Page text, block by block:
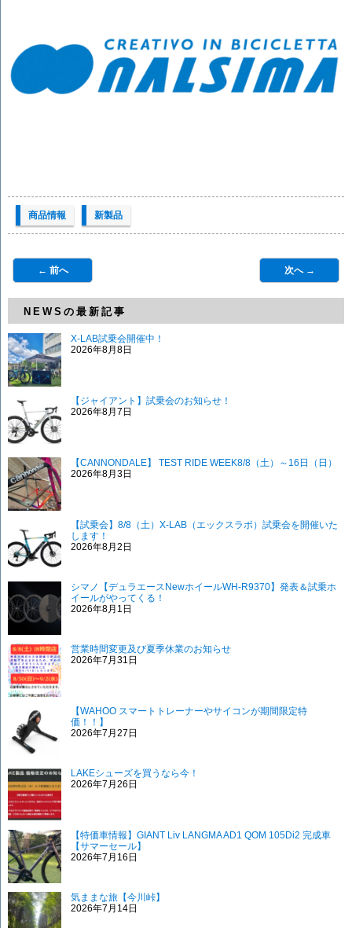
商品情報 新製品
← 前へ 次へ →
NEWSの最新記事
X-LAB試乗会開催中！
2026年8月8日
【ジャイアント】試乗会のお知らせ！
2026年8月7日
【CANNONDALE】 TEST RIDE WEEK8/8（土）～16日（日）
2026年8月3日
【試乗会】8/8（土）X-LAB（エックスラボ）試乗会を開催いた
します！
2026年8月2日
シマノ【デュラエースNewホイールWH-R9370】発表＆試乗ホ
イールがやってくる！
2026年8月1日
営業時間変更及び夏季休業のお知らせ
2026年7月31日
【WAHOO スマートトレーナーやサイコンが期間限定特
価！！】
2026年7月27日
LAKEシューズを買うなら今！
2026年7月26日
【特価車情報】GIANT Liv LANGMA AD1 QOM 105Di2 完成車
【サマーセール】
2026年7月16日
気ままな旅【今川峠】
2026年7月14日